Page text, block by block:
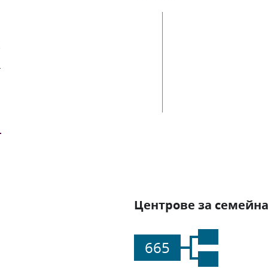
Центрове за
665